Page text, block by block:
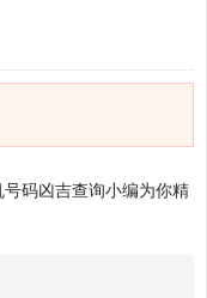
码凶吉查询小编为你精